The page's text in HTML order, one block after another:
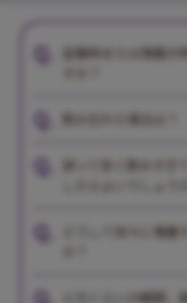
空腹時または満腹の
飲み忘れた場合は？
誤って多く飲みすぎ
どうして徐々に増量
どのくらいの期間、